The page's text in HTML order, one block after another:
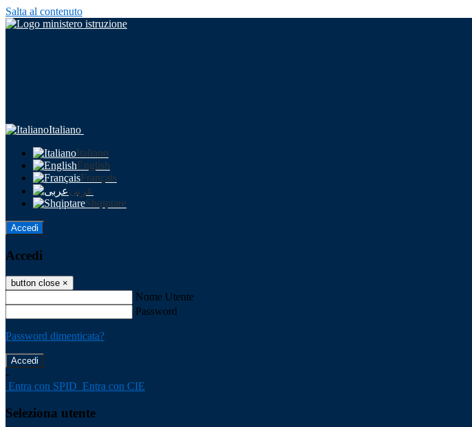
Salta al contenuto
Italiano
Italiano
English
Français
عربى
Shqiptare
Accedi
Accedi
button close ×
Nome Utente
Password
Password dimenticata?
-
Entra con SPID Entra con CIE
Seleziona utente